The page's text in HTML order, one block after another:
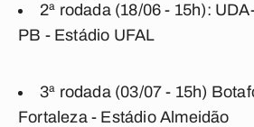
2ª rodada (18/06 - 15h):
PB - Estádio UFAL
3ª rodada (03/07 - 15h)
Fortaleza - Estádio Almeidão